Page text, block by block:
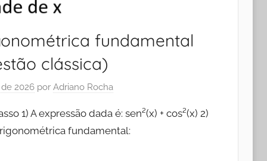
fundamental
clássica)
2026 por Adriano Rocha
1) A expressão dada é: sen²(x) + cos²(x) 2)
fundamental: